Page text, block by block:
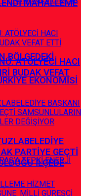
BÖLGEDEKİ
EKONOMİSİ
MAHALLEME
ATÖLYECİ HACI
BUDAK VEFAT
PARTİYE GEÇTİ
İLÇEDE